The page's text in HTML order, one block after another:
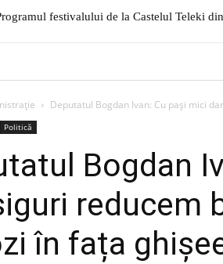
festivalului de la Castelul Teleki
Aquabis își modernizează parcul auto. O
Deputatul Bogdan Ivan: Cu pași mici
Politică
Bogdan
reducem
în fața